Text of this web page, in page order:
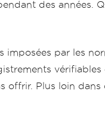
des
par les
offrir. Plus loin